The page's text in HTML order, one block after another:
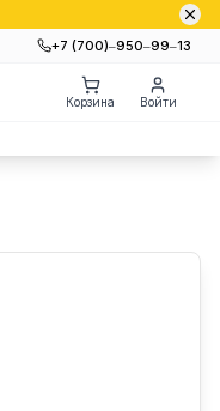
+7 (700)‒950‒99‒13
Корзина Войти